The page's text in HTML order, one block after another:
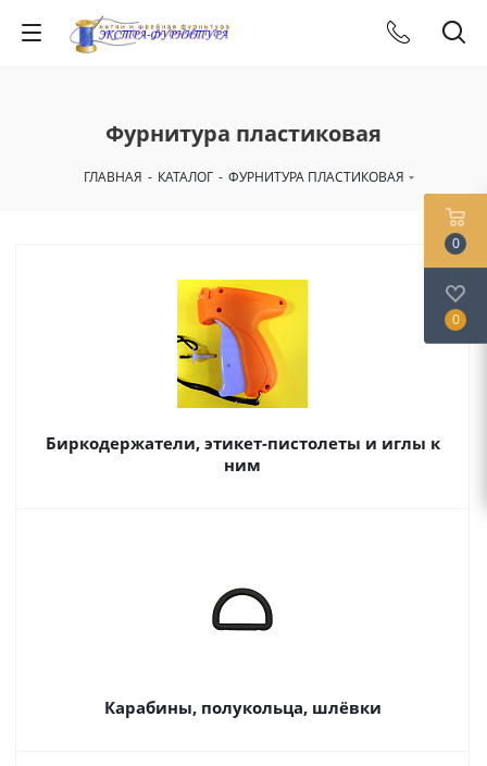
Фурнитура пластиковая
ГЛАВНАЯ - КАТАЛОГ - ФУРНИТУРА ПЛАСТИКОВАЯ
Биркодержатели, этикет-пистолеты и иглы к
ним
Карабины, полукольца, шлёвки
0
0